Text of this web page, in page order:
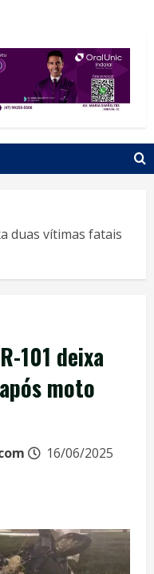
duas vítimas fatais
101 deixa
moto
16/06/2025